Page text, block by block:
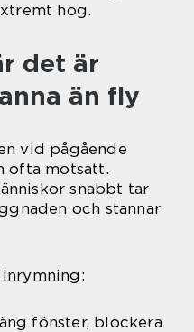
hög.
det är
än fly
vid pågående
ofta motsatt.
snabbt tar
och stannar
fönster, blockera